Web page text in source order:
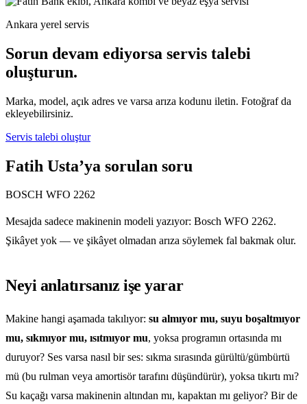
Ankara yerel servis
Sorun devam ediyorsa servis talebi
oluşturun.
Marka, model, açık adres ve varsa arıza kodunu iletin. Fotoğraf da
ekleyebilirsiniz.
Servis talebi oluştur
Fatih Usta’ya sorulan soru
BOSCH WFO 2262
Mesajda sadece makinenin modeli yazıyor: Bosch WFO 2262.
Şikâyet yok — ve şikâyet olmadan arıza söylemek fal bakmak olur.
Neyi anlatırsanız işe yarar
Makine hangi aşamada takılıyor: su almıyor mu, suyu boşaltmıyor
mu, sıkmıyor mu, ısıtmıyor mu, yoksa programın ortasında mı
duruyor? Ses varsa nasıl bir ses: sıkma sırasında gürültü/gümbürtü
mü (bu rulman veya amortisör tarafını düşündürür), yoksa tıkırtı mı?
Su kaçağı varsa makinenin altından mı, kapaktan mı geliyor? Bir de